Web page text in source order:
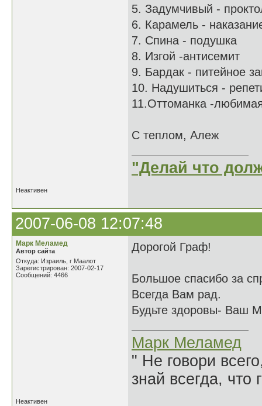
5. Задумчивый -
6. Карамель -
7. Спина - подушка
8. Изгой -антисемит
9. Бардак - питейное
10. Надушиться -
11.Оттоманка -
С теплом, Алеж
"Делай что
Неактивен
2007-06-08 12:07:48
Марк Меламед
Автор сайта
Откуда: Израиль, г Маалот
Зарегистрирован: 2007-02-17
Сообщений: 4466
Дорогой Граф!
Большое спасибо за
Всегда Вам рад.
Будьте здоровы- Ваш
Марк Меламед
" Не говори
знай всегда, что
Неактивен